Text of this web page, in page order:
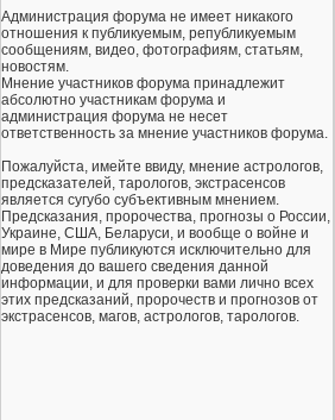
Администрация форума не имеет никакого
отношения к публикуемым, републикуемым
сообщениям, видео, фотографиям, статьям,
новостям.
Мнение участников форума принадлежит
абсолютно участникам форума и
администрация форума не несет
ответственность за мнение участников форума.
Пожалуйста, имейте ввиду, мнение астрологов,
предсказателей, тарологов, экстрасенсов
является сугубо субъективным мнением.
Предсказания, пророчества, прогнозы о России,
Украине, США, Беларуси, и вообще о войне и
мире в Мире публикуются исключительно для
доведения до вашего сведения данной
информации, и для проверки вами лично всех
этих предсказаний, пророчеств и прогнозов от
экстрасенсов, магов, астрологов, тарологов.